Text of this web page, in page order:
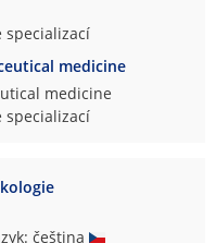
specializací
medicine
medicine
specializací
čeština